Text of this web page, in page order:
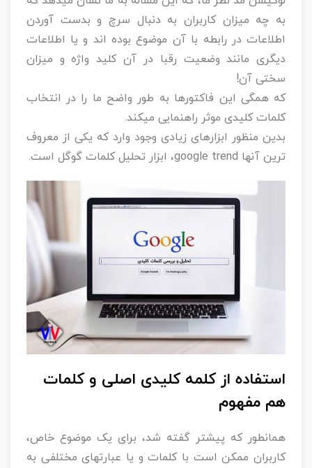
به چه میزان کاربران به دنبال سرچ و بدست آوردن
اطلاعات در رابطه با آن موضوع بوده اند و یا اطلاعات
دیگری مانند وضعیت رقبا در آن کلید واژه و میزان
سختی آن!
که همگی این فاکتورها به طور واضح ما را در انتخاب
کلمات کلیدی موثر راهنمایی میکند.
بدین منظور ابزارهای زیادی وجود وارد که یکی از معروف
ترین آنها google trend، ابزار تحلیل کلمات گوگل است.
استفاده از کلمه کلیدی اصلی و کلمات
هم مفهوم
همانطور که پیشتر گفته شد، برای یک موضوع خاص،
کاربران ممکن است با کلمات و یا عبارتهای مختلفی به